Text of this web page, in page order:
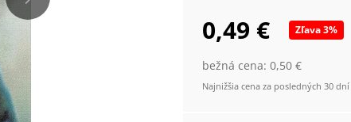
0,49 € Zľava3%
bežná cena:0,50 €
Najnižšia cena za posledných 30